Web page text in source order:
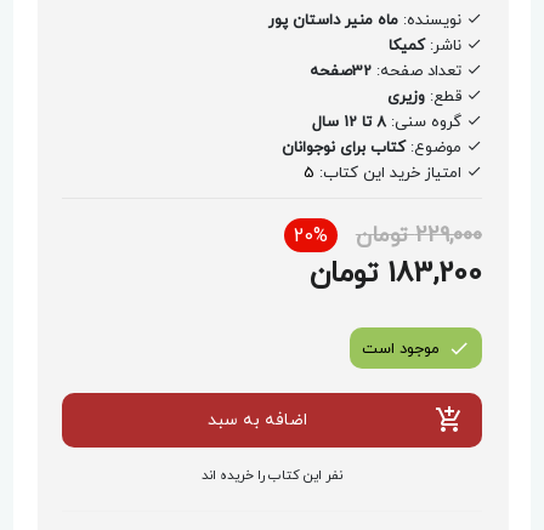
نویسنده:ماه منیر داستان پور
ناشر:کمیکا
تعداد صفحه:32صفحه
قطع:وزیری
گروه سنی:8 تا 12 سال
موضوع:کتاب برای نوجوانان
امتیاز خرید این کتاب: 5
229,000 تومان 20%
183,200 تومان
موجود است
اضافه به سبد
نفر این کتاب را خریده اند